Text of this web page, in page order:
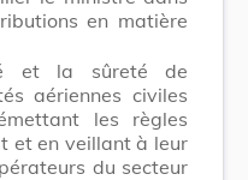
en matière
et la sûreté de
aériennes civiles
les règles
et en veillant à leur
du secteur